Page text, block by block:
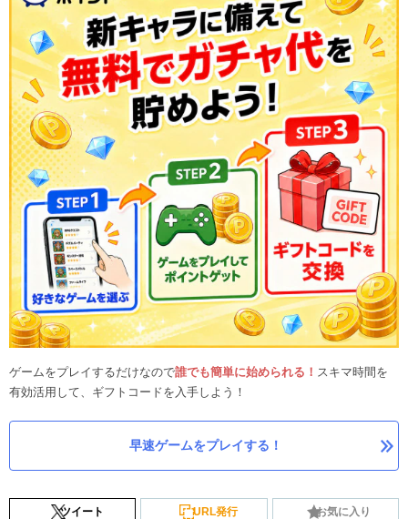
ゲームをプレイするだけなので誰でも簡単に始められる！ スキマ時間を
有効活用して、ギフトコードを入手しよう！
早速ゲームをプレイする！
ツイート URL発行 お気に入り